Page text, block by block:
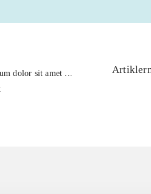
dolor sit amet ...